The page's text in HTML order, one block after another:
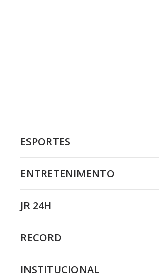
ESPORTES
ENTRETENIMENTO
JR 24H
RECORD
INSTITUCIONAL